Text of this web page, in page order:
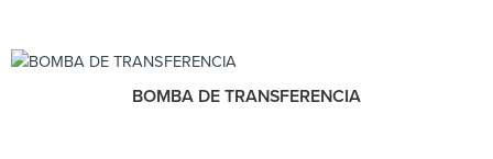
BOMBA DE TRANSFERENCIA